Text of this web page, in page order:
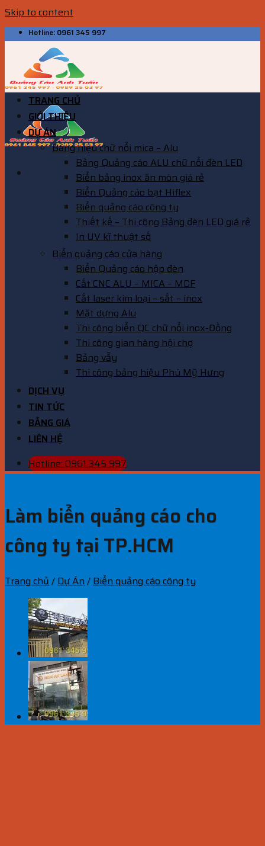
Skip to content
Hotline: 0961 345 997
TRANG CHỦ
GIỚI THIỆU
DỰ ÁN
Bảng hiệu chữ nổi mica – Alu
Bảng Quảng cáo ALU chữ nổi đèn LED
Biển bảng inox ăn mòn giá rẻ
Biển Quảng cáo bạt Hiflex
Biển quảng cáo công ty
Thiết kế – Thi công Bảng đèn LED giá rẻ
In UV kĩ thuật số
Biển quảng cáo cửa hàng
Biển Quảng cáo hộp đèn
Cắt CNC ALU – MICA – MDF
Cắt laser kim loại – sắt – inox
Mặt dựng Alu
Thi công biển QC chữ nổi inox-Đồng
Thi công gian hàng hội chợ
Bảng vẫy
Thi công bảng hiệu Phú Mỹ Hưng
DỊCH VỤ
TIN TỨC
BẢNG GIÁ
LIÊN HỆ
Hotline: 0961 345 997
Làm biển quảng cáo cho
công ty tại TP.HCM
Trang chủ / Dự Án/ Biển quảng cáo công ty